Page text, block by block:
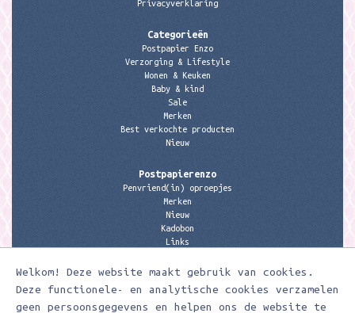
Welkom! Deze website maakt gebruik van cookies.
Deze functionele- en analytische cookies verzamelen
geen persoonsgegevens en helpen ons de website te
Privacyverklaring
Categorieën
Postpapier Enzo
Verzorging & Lifestyle
Wonen & Keuken
Baby & kind
Sale
Merken
Best verkochte producten
Nieuw
Postpapierenzo
Penvriend(in) oproepjes
Merken
Nieuw
Kadobon
Links
Contactgegevens
Meerleuks
anita@meerleuks.nl